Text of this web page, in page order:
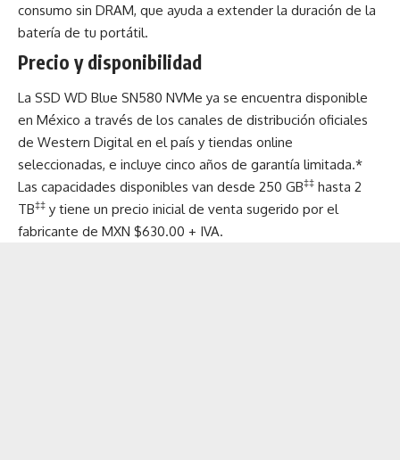
consumo sin DRAM, que ayuda a extender la duración de la
batería de tu portátil.
Precio y disponibilidad
La SSD WD Blue SN580 NVMe ya se encuentra disponible
en México a través de los canales de distribución oficiales
de Western Digital en el país y tiendas online
seleccionadas, e incluye cinco años de garantía limitada.*
Las capacidades disponibles van desde 250 GB‡‡ hasta 2
TB‡‡ y tiene un precio inicial de venta sugerido por el
fabricante de MXN $630.00 + IVA.